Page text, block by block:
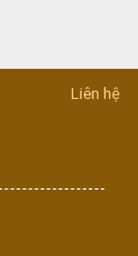
Liên hệ